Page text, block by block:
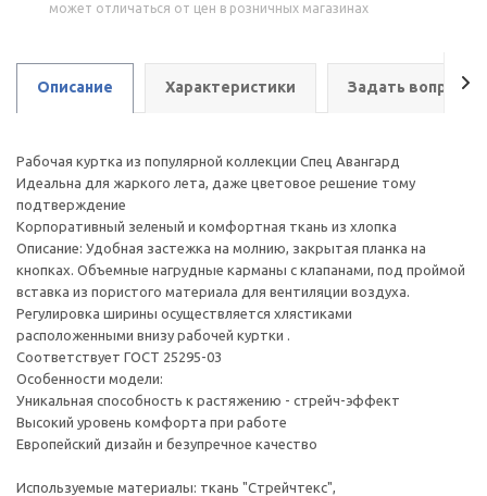
может отличаться от цен в розничных магазинах
Описание Характеристики Задать вопрос
Рабочая куртка из популярной коллекции Спец Авангард
Идеальна для жаркого лета, даже цветовое решение тому
подтверждение
Корпоративный зеленый и комфортная ткань из хлопка
Описание: Удобная застежка на молнию, закрытая планка на
кнопках. Объемные нагрудные карманы с клапанами, под проймой
вставка из пористого материала для вентиляции воздуха.
Регулировка ширины осуществляется хлястиками
расположенными внизу рабочей куртки .
Соответствует ГОСТ 25295-03
Особенности модели:
Уникальная способность к растяжению - стрейч-эффект
Высокий уровень комфорта при работе
Европейский дизайн и безупречное качество
Используемые материалы: ткань "Стрейчтекс",